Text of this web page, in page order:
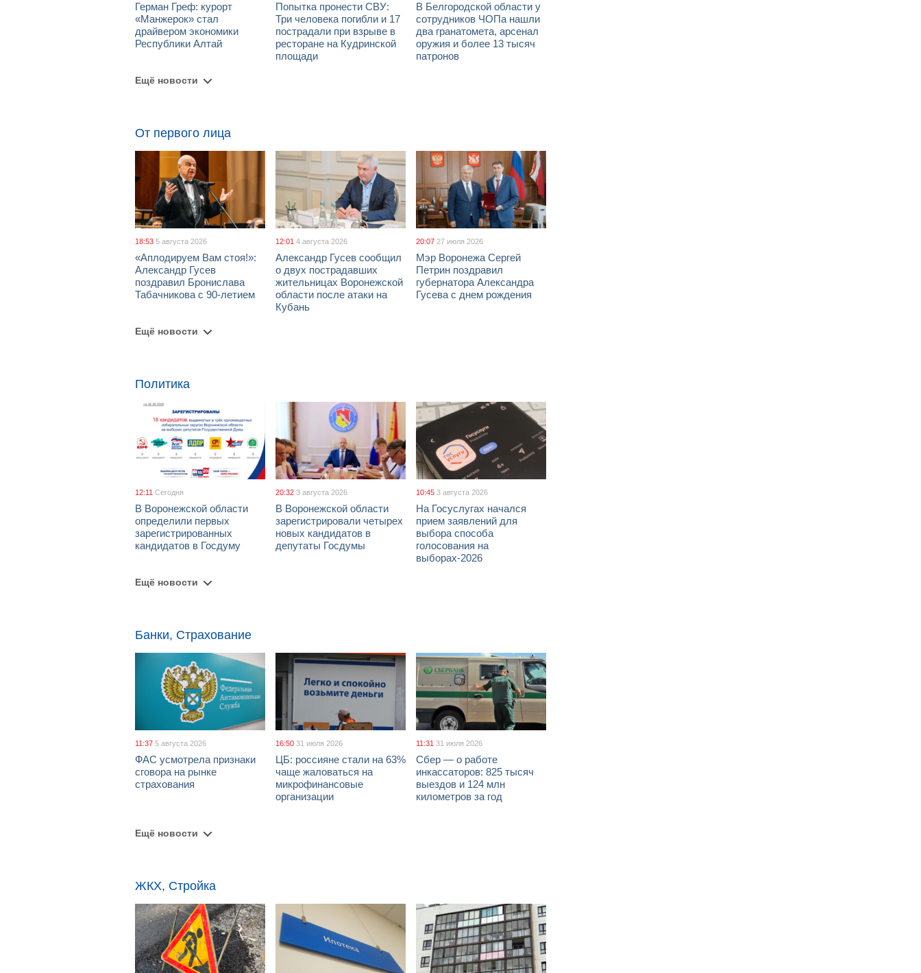
Герман Греф: курорт
«Манжерок» стал
драйвером экономики
Республики Алтай
Попытка пронести СВУ:
Три человека погибли и 17
пострадали при взрыве в
ресторане на Кудринской
площади
В Белгородской области у
сотрудников ЧОПа нашли
два гранатомета, арсенал
оружия и более 13 тысяч
патронов
Ещё новости
От первого лица
18:53 5 августа 2026
«Аплодируем Вам стоя!»:
Александр Гусев
поздравил Бронислава
Табачникова с 90-летием
12:01 4 августа 2026
Александр Гусев сообщил
о двух пострадавших
жительницах Воронежской
области после атаки на
Кубань
20:07 27 июля 2026
Мэр Воронежа Сергей
Петрин поздравил
губернатора Александра
Гусева с днем рождения
Ещё новости
Политика
12:11 Сегодня
В Воронежской области
определили первых
зарегистрированных
кандидатов в Госдуму
20:32 3 августа 2026
В Воронежской области
зарегистрировали четырех
новых кандидатов в
депутаты Госдумы
10:45 3 августа 2026
На Госуслугах начался
прием заявлений для
выбора способа
голосования на
выборах-2026
Ещё новости
Банки, Страхование
11:37 5 августа 2026
ФАС усмотрела признаки
сговора на рынке
страхования
16:50 31 июля 2026
ЦБ: россияне стали на 63%
чаще жаловаться на
микрофинансовые
организации
11:31 31 июля 2026
Сбер — о работе
инкассаторов: 825 тысяч
выездов и 124 млн
километров за год
Ещё новости
ЖКХ, Стройка